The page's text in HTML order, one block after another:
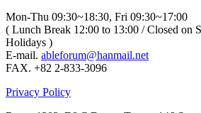
Mon-Thu 09:30~18:30, Fri 09:30~17:00
( Lunch Break 12:00 to 13:00 / Closed on
Holidays )
E-mail. ableforum@hanmail.net
FAX. +82 2-833-3096
Privacy Policy